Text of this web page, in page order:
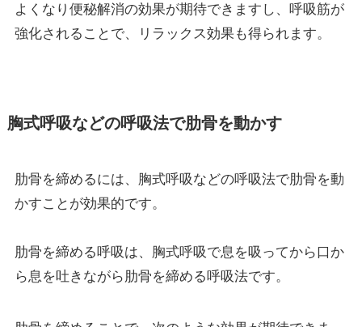
よくなり便秘解消の効果が期待できますし、呼吸筋が
強化されることで、リラックス効果も得られます。
胸式呼吸などの呼吸法で肋骨を動かす
肋骨を締めるには、胸式呼吸などの呼吸法で肋骨を動
かすことが効果的です。
肋骨を締める呼吸は、胸式呼吸で息を吸ってから口か
ら息を吐きながら肋骨を締める呼吸法です。